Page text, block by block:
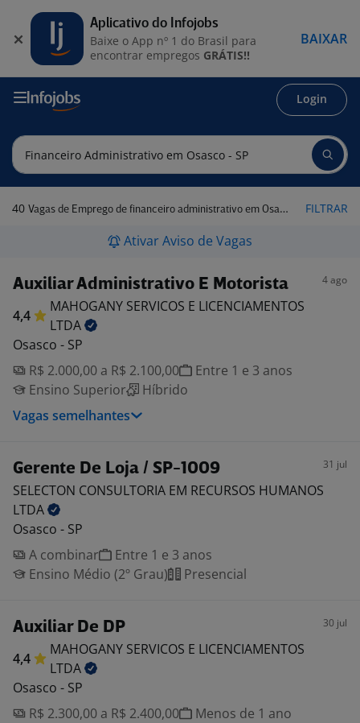
Login
40 Vagas de Emprego de financeiro administrativo em Osasco - SP FILTRAR
Ativar Aviso de Vagas
Auxiliar Administrativo E Motorista 4 ago
4,4
MAHOGANY SERVICOS E LICENCIAMENTOS
LTDA
Osasco - SP
R$ 2.000,00 a R$ 2.100,00
Entre 1 e 3 anos
Ensino Superior
Híbrido
Vagas semelhantes
Gerente De Loja / SP-1009 31 jul
SELECTON CONSULTORIA EM RECURSOS HUMANOS
LTDA
Osasco - SP
A combinar
Entre 1 e 3 anos
Ensino Médio (2º Grau)
Presencial
Auxiliar De DP 30 jul
4,4
MAHOGANY SERVICOS E LICENCIAMENTOS
LTDA
Osasco - SP
R$ 2.300,00 a R$ 2.400,00
Menos de 1 ano
Aplicativo do Infojobs
Baixe o App nº 1 do Brasil para
encontrar empregos GRÁTIS!!
BAIXAR